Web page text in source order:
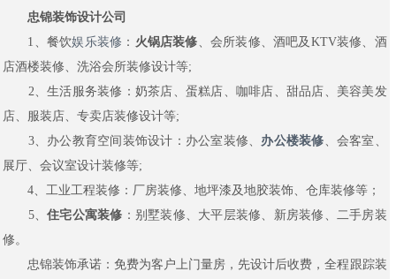
忠锦装饰设计公司
1、餐饮娱乐装修 ： 火锅店装修、会所装修、酒吧及KTV装修、酒
店酒楼装修、洗浴会所装修设计等;
2、生活服务装修：奶茶店、蛋糕店、咖啡店、甜品店、美容美发
店、服装店、专卖店装修设计等;
3、办公教育空间装饰设计：办公室装修、 办公楼装修、会客室、
展厅、会议室设计装修等;
4、工业工程装修：厂房装修、地坪漆及地胶装饰、仓库装修等；
5、住宅公寓装修 ：别墅装修、大平层装修、新房装修、二手房装
修。
忠锦装饰承诺：免费为客户上门量房，先设计后收费，全程跟踪装